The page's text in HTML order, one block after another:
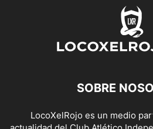
SOBRE
LocoXelRojo es un medio